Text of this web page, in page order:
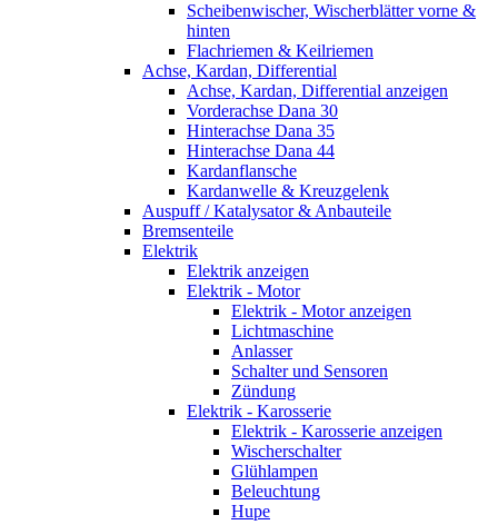
Scheibenwischer, Wischerblätter vorne &
hinten
Flachriemen & Keilriemen
Achse, Kardan, Differential
Achse, Kardan, Differential anzeigen
Vorderachse Dana 30
Hinterachse Dana 35
Hinterachse Dana 44
Kardanflansche
Kardanwelle & Kreuzgelenk
Auspuff / Katalysator & Anbauteile
Bremsenteile
Elektrik
Elektrik anzeigen
Elektrik - Motor
Elektrik - Motor anzeigen
Lichtmaschine
Anlasser
Schalter und Sensoren
Zündung
Elektrik - Karosserie
Elektrik - Karosserie anzeigen
Wischerschalter
Glühlampen
Beleuchtung
Hupe